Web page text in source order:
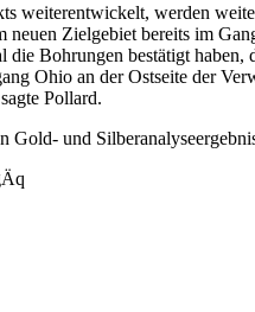
weiterentwickelt, werden
Zielgebiet bereits im
Bohrungen bestätigt
Ohio an der Ostseite der
Pollard.
Gold- und